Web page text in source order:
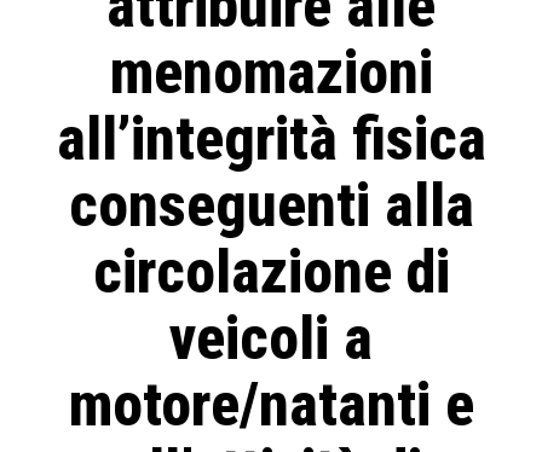
menomazioni
all’integrità fisica
conseguenti alla
circolazione di
veicoli a
motore/natanti e